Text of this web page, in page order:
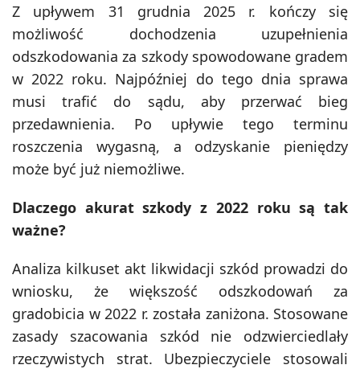
Z upływem 31 grudnia 2025 r. kończy się
możliwość dochodzenia uzupełnienia
odszkodowania za szkody spowodowane gradem
w 2022 roku. Najpóźniej do tego dnia sprawa
musi trafić do sądu, aby przerwać bieg
przedawnienia. Po upływie tego terminu
roszczenia wygasną, a odzyskanie pieniędzy
może być już niemożliwe.
Dlaczego akurat szkody z 2022 roku są tak
ważne?
Analiza kilkuset akt likwidacji szkód prowadzi do
wniosku, że większość odszkodowań za
gradobicia w 2022 r. została zaniżona. Stosowane
zasady szacowania szkód nie odzwierciedlały
rzeczywistych strat. Ubezpieczyciele stosowali